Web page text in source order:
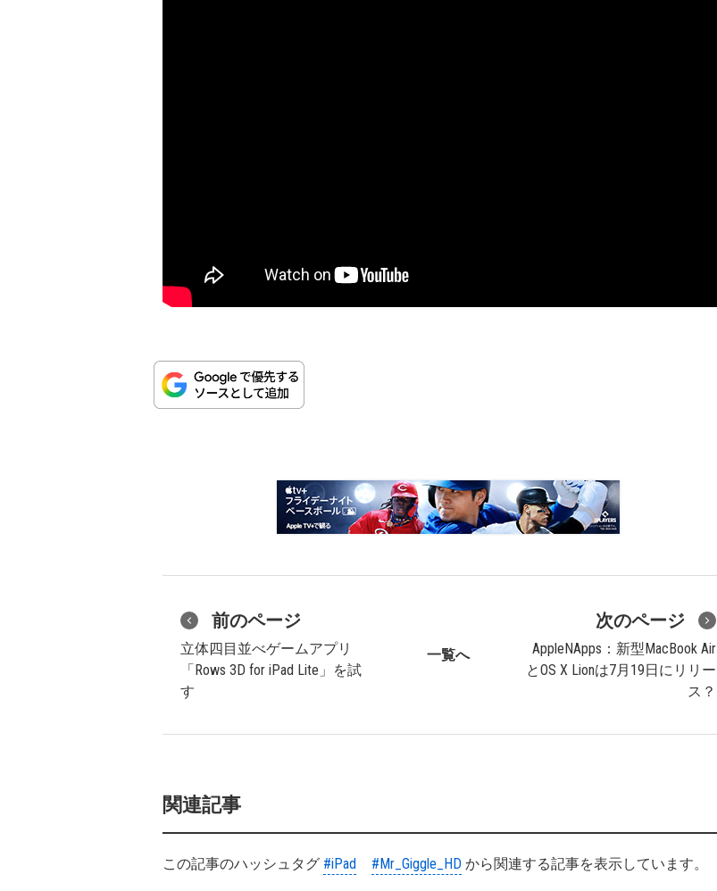
前のページ
立体四目並べゲームアプリ
「Rows 3D for iPad Lite」を試
す
一覧へ
次のページ
AppleNApps：新型MacBook Air
とOS X Lionは7月19日にリリー
ス？
関連記事
この記事のハッシュタグ #iPad #Mr_Giggle_HD から関連する記事を表示しています。